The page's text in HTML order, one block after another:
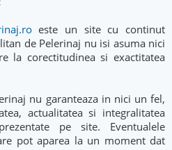
este un site cu continut
de Pelerinaj nu isi asuma nici
la corectitudinea si exactitatea
nu garanteaza in nici un fel,
actualitatea si integralitatea
pe site. Eventualele
pot aparea la un moment dat